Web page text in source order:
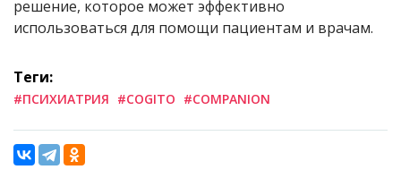
решение, которое может эффективно
использоваться для помощи пациентам и врачам.
Теги:
#ПСИХИАТРИЯ #COGITO #COMPANION